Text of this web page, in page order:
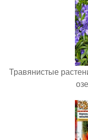
Травянистые